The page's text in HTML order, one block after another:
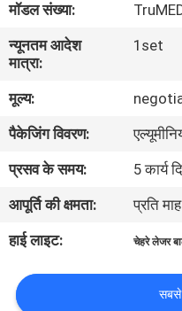
कारखाना
भ्रमण
गुणवत्ता
नियंत्रण
साइटमैप
PRIVACY
POLICY
मॉडल संख्या:
न्यूनतम आदेश
मात्रा:
1set
मूल्य:
पैकेजिंग विवरण:
प्रसव के समय:
5 कार्य
आपूर्ति की क्षमता:
प्रति
हाई लाइट:
चेहरे लेजर
सबसे